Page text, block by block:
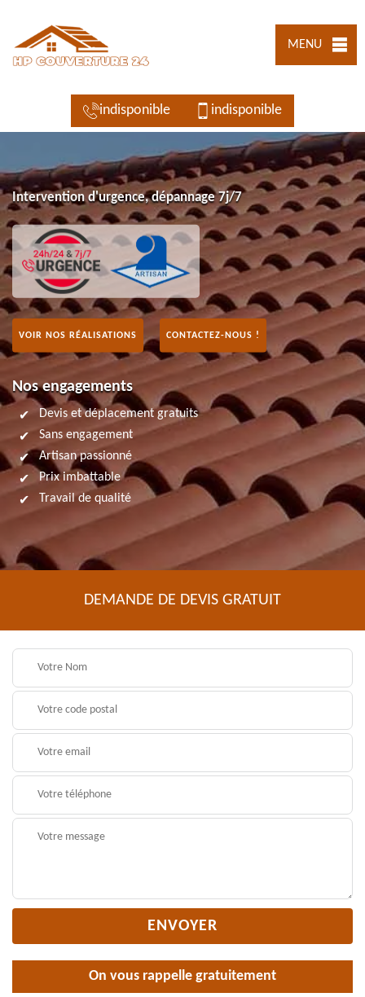
MENU
indisponible indisponible
Intervention d'urgence, dépannage 7j/7
VOIR NOS RÉALISATIONS CONTACTEZ-NOUS !
Nos engagements
Devis et déplacement gratuits
Sans engagement
Artisan passionné
Prix imbattable
Travail de qualité
DEMANDE DE DEVIS GRATUIT
On vous rappelle gratuitement